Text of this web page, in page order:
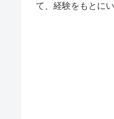
て、経験をもとに